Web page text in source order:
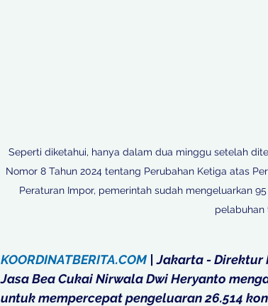
Seperti diketahui, hanya dalam dua minggu setelah
Nomor 8 Tahun 2024 tentang Perubahan Ketiga atas
Peraturan Impor, pemerintah sudah mengeluarkan
pelabuhan
KOORDINATBERITA.COM | Jakarta -
Jasa Bea Cukai Nirwala Dwi Heryanto
untuk mempercepat pengeluaran 26.514